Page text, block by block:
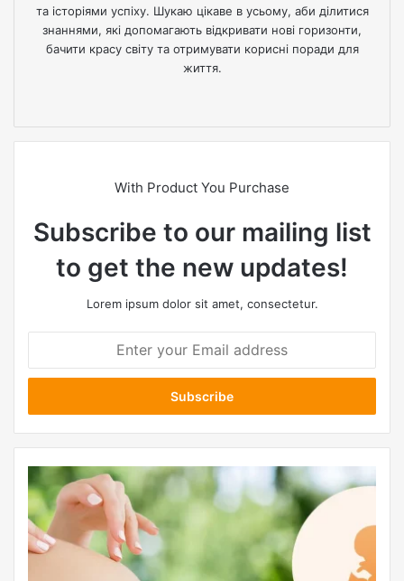
та історіями успіху. Шукаю цікаве в усьому, аби ділитися
знаннями, які допомагають відкривати нові горизонти,
бачити красу світу та отримувати корисні поради для
життя.
te
With Product You Purchase
Subscribe to our mailing list
to get the new updates!
Lorem ipsum dolor sit amet, consectetur.
t
r
y
r
E
m
a